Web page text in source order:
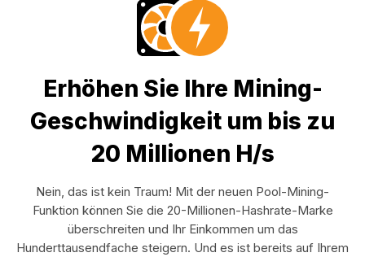
Erhöhen Sie Ihre Mining-
Geschwindigkeit um bis zu
20 Millionen H/s
Nein, das ist kein Traum! Mit der neuen Pool-Mining-
Funktion können Sie die 20-Millionen-Hashrate-Marke
überschreiten und Ihr Einkommen um das
Hunderttausendfache steigern. Und es ist bereits auf Ihrem